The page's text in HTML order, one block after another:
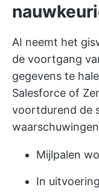
AI neemt het
de voortgang
gegevens te
Salesforce of
voortdurend de
Mijlpalen
In